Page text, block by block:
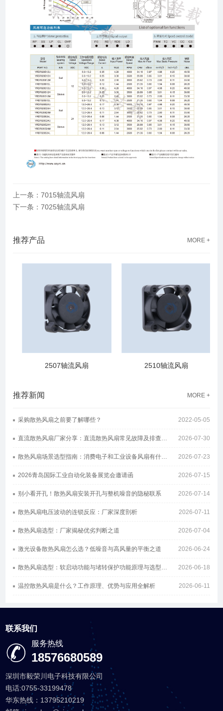
上一条：7015轴流风扇
下一条：7025轴流风扇
推荐产品 MORE +
2507轴流风扇 2510轴流风扇
推荐新闻 MORE +
2022-05-05
采购散热风扇之前要了解哪些？
2026-07-30
直流散热风扇厂家分享：直流散热风扇常见故障及排查方案
2026-07-23
散热风扇场景选型指南：消费电子和工业设备风扇有什么区别
2026-07-15
2026青岛国际工业自动化装备展览会邀请函
2026-07-14
别小看开孔！散热风扇安装开孔与整机噪音的隐秘联系
2026-07-11
散热风扇电压波动的连锁反应：厂家深度剖析
2026-07-04
散热风扇选型：厂家揭秘优劣判断之道
2026-06-24
激光设备散热风扇怎么选？低噪音与高风量的平衡之道
2026-06-18
散热风扇选型：软启动功能与堵转保护功能原理与选型指南
2026-06-11
温控散热风扇是什么？工作原理、优势与应用全解析
联系我们
服务热线
18576680589
深圳市毅荣川电子科技有限公司
电话:0755-33199478
华东热线：13795210219